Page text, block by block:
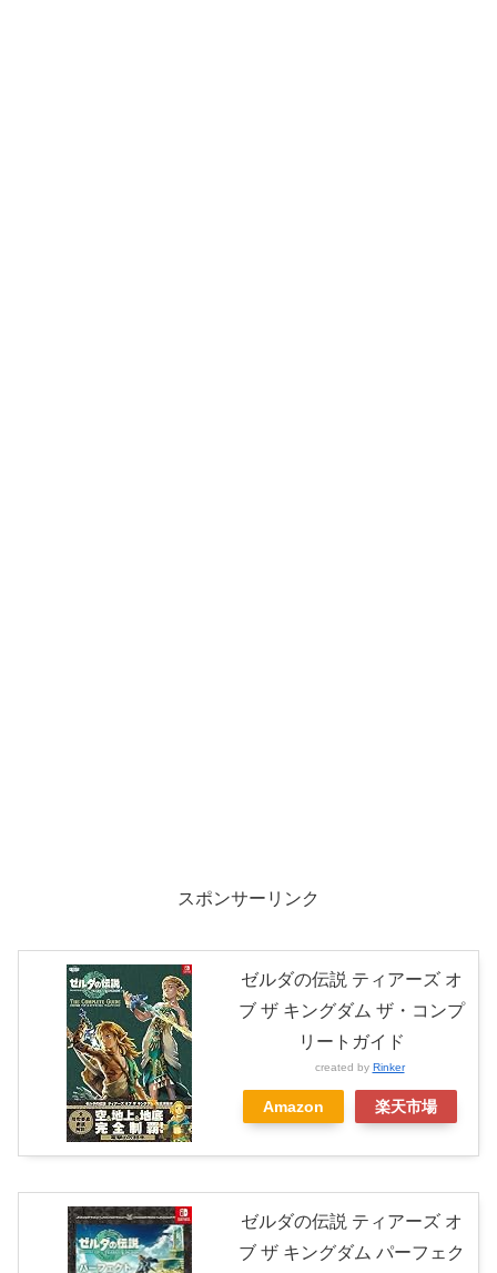
スポンサーリンク
ゼルダの伝説 ティアーズ オ
ブ ザ キングダム ザ・コンプ
リートガイド
created by Rinker
Amazon 楽天市場
ゼルダの伝説 ティアーズ オ
ブ ザ キングダム パーフェク